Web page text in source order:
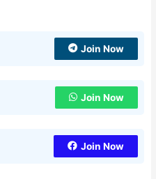
Join Now
Join Now
Join Now